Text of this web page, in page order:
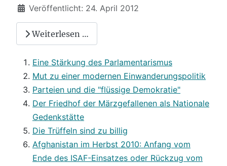
Veröffentlicht: 24. April 2012
Weiterlesen …
Eine Stärkung des Parlamentarismus
Mut zu einer modernen Einwanderungspolitik
Parteien und die "flüssige Demokratie"
Der Friedhof der Märzgefallenen als Nationale
Gedenkstätte
Die Trüffeln sind zu billig
Afghanistan im Herbst 2010: Anfang vom
Ende des ISAF-Einsatzes oder Rückzug vom